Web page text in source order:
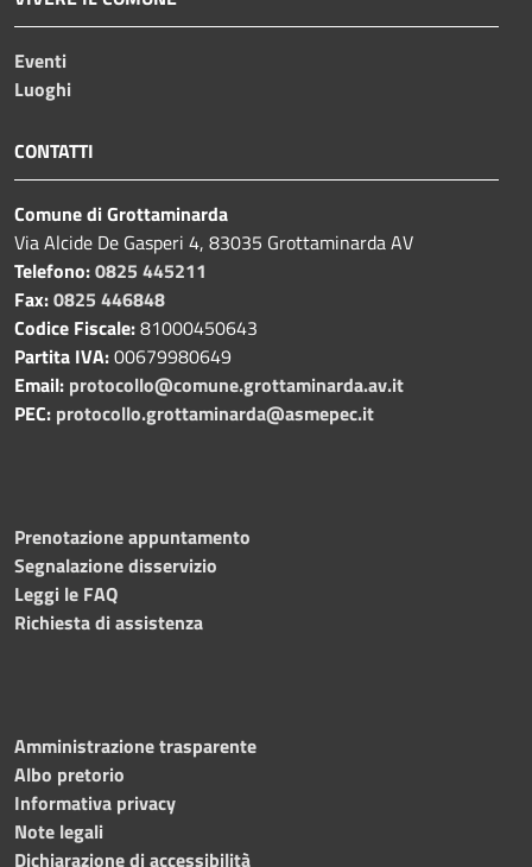
Eventi
Luoghi
CONTATTI
Comune di Grottaminarda
Via Alcide De Gasperi 4, 83035 Grottaminarda AV
Telefono:0825 445211
Fax:0825 446848
Codice Fiscale:81000450643
Partita IVA:00679980649
Email: protocollo@comune.grottaminarda.av.it
PEC: protocollo.grottaminarda@asmepec.it
Prenotazione appuntamento
Segnalazione disservizio
Leggi le FAQ
Richiesta di assistenza
Amministrazione trasparente
Albo pretorio
Informativa privacy
Note legali
Dichiarazione di accessibilità